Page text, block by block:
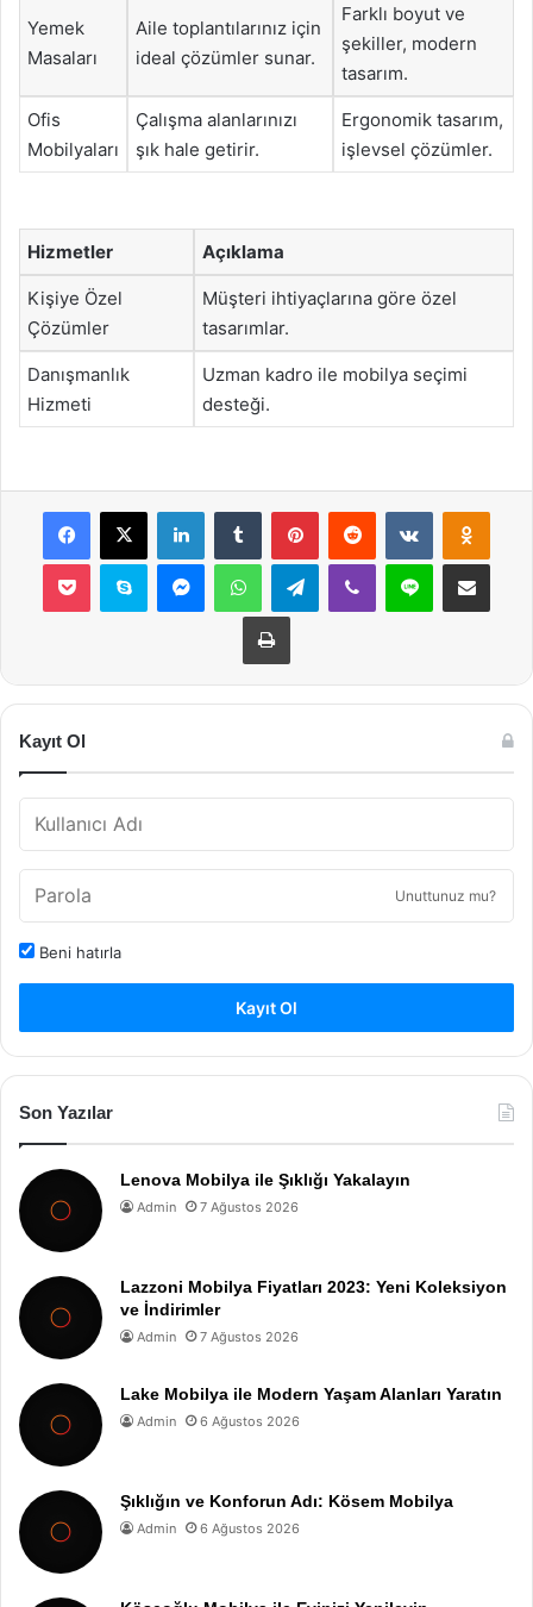
Yemek
Masaları
Aile toplantılarınız için
ideal çözümler sunar.
Farklı boyut ve
şekiller, modern
tasarım.
Ofis
Mobilyaları
Çalışma alanlarınızı
şık hale getirir.
Ergonomik tasarım,
işlevsel çözümler.
Hizmetler Açıklama
Kişiye Özel
Çözümler
Müşteri ihtiyaçlarına göre özel
tasarımlar.
Danışmanlık
Hizmeti
Uzman kadro ile mobilya seçimi
desteği.
Facebook
X LinkedInTumblr PinterestReddit VKontakte
Pocket Skype MessengerWhatsAppTelegramViber Line E-Posta ile
Yazdır
Kayıt Ol
Unuttunuz mu?
Beni hatırla
Kayıt Ol
Son Yazılar
Lenova Mobilya ile Şıklığı Yakalayın
Admin 7 Ağustos 2026
Lazzoni Mobilya Fiyatları 2023: Yeni Koleksiyon
ve İndirimler
Admin 7 Ağustos 2026
Lake Mobilya ile Modern Yaşam Alanları Yaratın
Admin 6 Ağustos 2026
Şıklığın ve Konforun Adı: Kösem Mobilya
Admin 6 Ağustos 2026